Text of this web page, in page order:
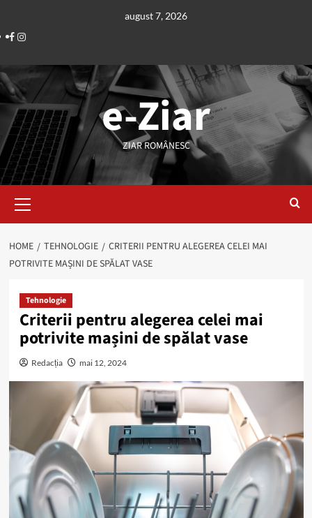
content
august 7, 2026
Facebook
Instagram
e-Ziar
ZIAR ROMÂNESC
Menu
HOME TEHNOLOGIE
CRITERII PENTRU ALEGEREA CELEI MAI
POTRIVITE MAȘINI DE SPĂLAT VASE
Tehnologie
Criterii pentru alegerea celei mai
potrivite mașini de spălat vase
Redacția mai 12, 2024